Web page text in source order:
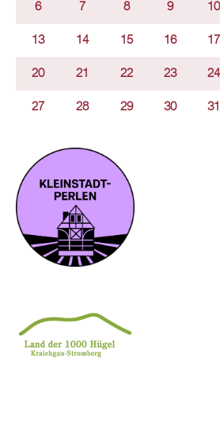
6 7 8 9 10
13 14 15 16 17
20 21 22 23 24
27 28 29 30 31